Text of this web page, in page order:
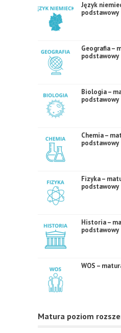
Język
podstawowy
Geografia –
podstawowy
Biologia –
podstawowy
Chemia –
podstawowy
Fizyka –
podstawowy
Historia –
podstawowy
WOS –
Matura poziom